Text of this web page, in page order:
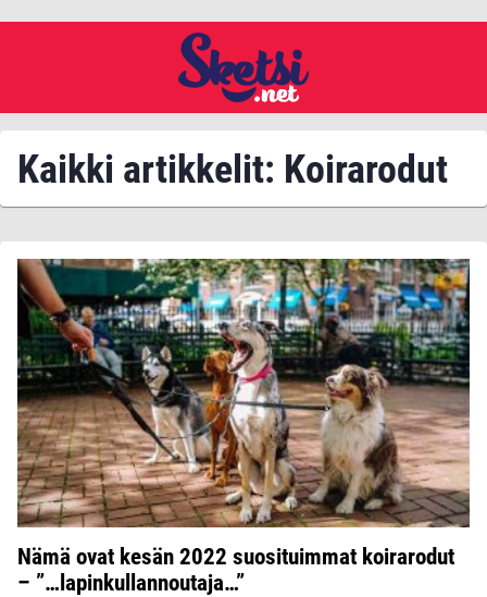
Kaikki artikkelit: Koirarodut
Nämä ovat kesän 2022 suosituimmat koirarodut
– ”…lapinkullannoutaja…”